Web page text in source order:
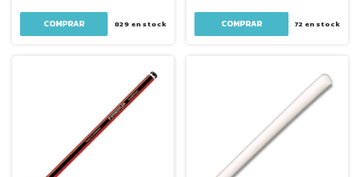
COMPRAR 829 en stock 72 en stock